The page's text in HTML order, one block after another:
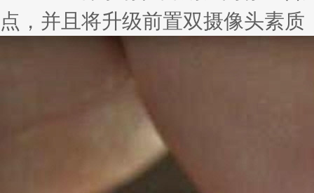
点，并且将升级前置双摄像头素